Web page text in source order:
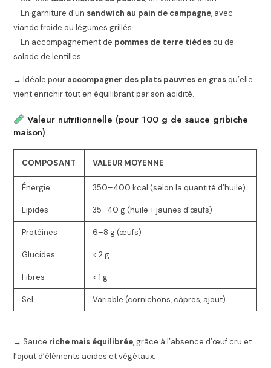
– En garniture d’un sandwich au pain de campagne, avec
viande froide ou légumes grillés
– En accompagnement de pommes de terre tièdesou de
salade de lentilles
→ Idéale pour accompagner des plats pauvres en grasqu’elle
vient enrichir tout en équilibrant par son acidité.
Valeur nutritionnelle (pour 100 g de sauce gribiche
maison)
COMPOSANT VALEUR MOYENNE
Énergie 350–400 kcal (selon la quantité d’huile)
Lipides 35–40 g (huile + jaunes d’œufs)
Protéines 6–8 g (œufs)
Glucides < 2 g
Fibres < 1 g
Sel Variable (cornichons, câpres, ajout)
→ Sauce riche mais équilibrée, grâce à l’absence d’œuf cru et
l’ajout d’éléments acides et végétaux.